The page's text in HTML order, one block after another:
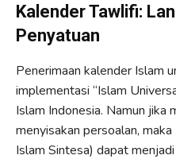
Kalender Tawlifi:
Penyatuan
Penerimaan kalender Islam
implementasi “Islam
Islam Indonesia. Namun jika
menyisakan persoalan,
Islam Sintesa) dapat